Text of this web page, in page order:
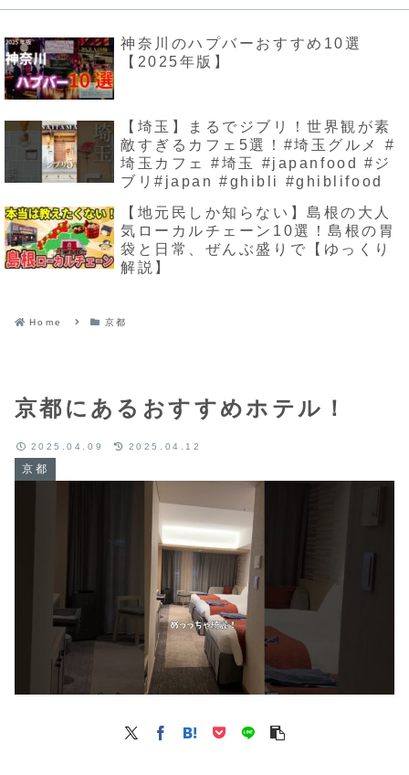
神奈川のハプバーおすすめ10選
【2025年版】
【埼玉】まるでジブリ！世界観が素
敵すぎるカフェ5選！#埼玉グルメ #
埼玉カフェ #埼玉 #japanfood #ジ
ブリ#japan #ghibli #ghiblifood
【地元民しか知らない】島根の大人
気ローカルチェーン10選！島根の胃
袋と日常、ぜんぶ盛りで【ゆっくり
解説】
Home 京都
京都にあるおすすめホテル！
京都
2025.04.09 2025.04.12